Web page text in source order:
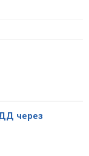
через